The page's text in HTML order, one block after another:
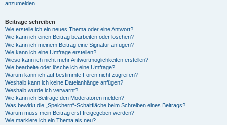
anzumelden.
Beiträge schreiben
Wie erstelle ich ein neues Thema oder eine Antwort?
Wie kann ich einen Beitrag bearbeiten oder löschen?
Wie kann ich meinem Beitrag eine Signatur anfügen?
Wie kann ich eine Umfrage erstellen?
Wieso kann ich nicht mehr Antwortmöglichkeiten erstellen?
Wie bearbeite oder lösche ich eine Umfrage?
Warum kann ich auf bestimmte Foren nicht zugreifen?
Weshalb kann ich keine Dateianhänge anfügen?
Weshalb wurde ich verwarnt?
Wie kann ich Beiträge den Moderatoren melden?
Was bewirkt die „Speichern“-Schaltfläche beim Schreiben eines Beitrags?
Warum muss mein Beitrag erst freigegeben werden?
Wie markiere ich ein Thema als neu?